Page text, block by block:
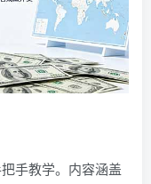
手教学。内容涵盖